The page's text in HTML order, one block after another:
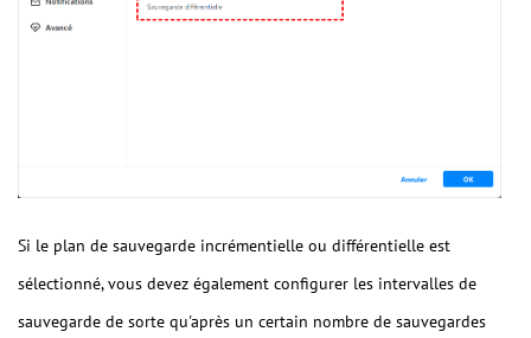
Si le plan de sauvegarde incrémentielle ou différentielle est
sélectionné, vous devez également configurer les intervalles de
sauvegarde de sorte qu'après un certain nombre de sauvegardes